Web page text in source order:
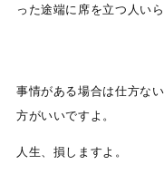
った途端に席を立つ人い
事情がある場合は仕方な
方がいいですよ。
人生、損しますよ。